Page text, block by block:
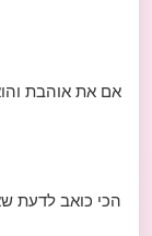
אם את אוהבת
הכי כואב לדעת